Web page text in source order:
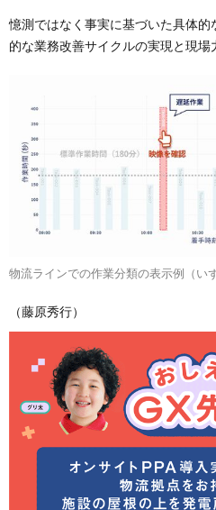
憶測ではなく事実に基づいた具体
的な業務改善サイクルの実現と現場
物流ラインでの作業分類の表示例（い
（藤原秀行）